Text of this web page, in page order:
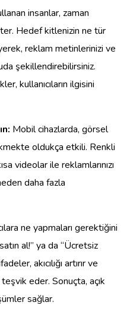
insanlar, zaman
Hedef kitlenizin ne tür
reklam metinlerinizi ve
şekillendirebilirsiniz.
kullanıcıların ilgisini
Mobil cihazlarda, görsel
oldukça etkili. Renkli
videolar ile reklamlarınızı
daha fazla
ne yapmaları gerektiğini
al!” ya da “Ücretsiz
akıcılığı artırır ve
eder. Sonuçta, açık
sağlar.